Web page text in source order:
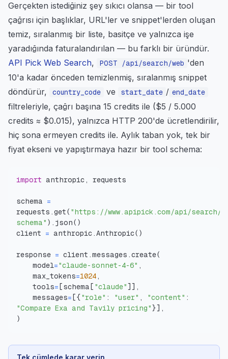
Gerçekten istediğiniz şey sıkıcı olansa — bir tool
çağrısı için başlıklar, URL'ler ve snippet'lerden oluşan
temiz, sıralanmış bir liste, basitçe ve yalnızca işe
yaradığında faturalandırılan — bu farklı bir üründür.
API Pick Web Search, POST /api/search/web 'den
10'a kadar önceden temizlenmiş, sıralanmış snippet
döndürür,
country_code ve start_date / end_date
filtreleriyle, çağrı başına 15 credits ile ($5 / 5.000
credits ≈ $0.015), yalnızca HTTP 200'de ücretlendirilir,
hiç sona ermeyen credits ile. Aylık taban yok, tek bir
fiyat ekseni ve yapıştırmaya hazır bir tool schema:
import anthropic ,
schema =
requests .get( "https://www.apipick.com/api/search/
schema" ) . json( )
client = anthropic .Anthropic( )
response = client .messages .create(
    model
="claude-sonnet-4-6" ,
    max_tokens
=1024 ,
    tools
= [schema [ "claude" ] ] ,
    messages
= [{ "role" : "user" , "content" :
"Compare Exa and Tavily pricing" }] ,
)
Tek cümlede karar verin